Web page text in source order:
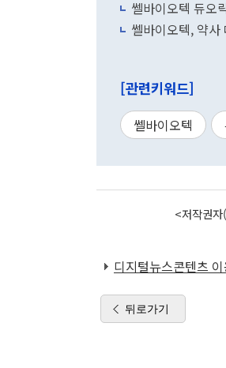
쎌바이오텍 듀
쎌바이오텍, 약
[관련키워드]
쎌바이오텍
<저작권
디지털뉴스콘텐츠
뒤로가기